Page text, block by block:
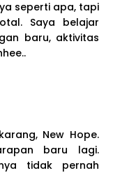
seperti apa, tapi
Saya belajar
baru, aktivitas
New Hope.
baru lagi.
tidak pernah